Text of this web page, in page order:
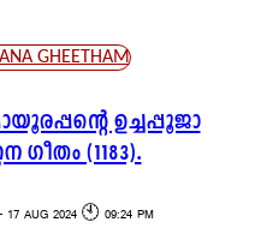
GHEETHAM
ഉച്ചപ്പൂജാ
(1183).
17 AUG 2024 🕙 09:24 PM